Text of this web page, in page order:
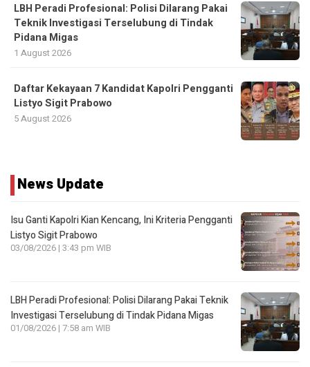
LBH Peradi Profesional: Polisi Dilarang Pakai
Teknik Investigasi Terselubung di Tindak
Pidana Migas
1 August 2026
Daftar Kekayaan 7 Kandidat Kapolri Pengganti
Listyo Sigit Prabowo
5 August 2026
News Update
Isu Ganti Kapolri Kian Kencang, Ini Kriteria Pengganti
Listyo Sigit Prabowo
03/08/2026 | 3:43 pm WIB
LBH Peradi Profesional: Polisi Dilarang Pakai Teknik
Investigasi Terselubung di Tindak Pidana Migas
01/08/2026 | 7:58 am WIB